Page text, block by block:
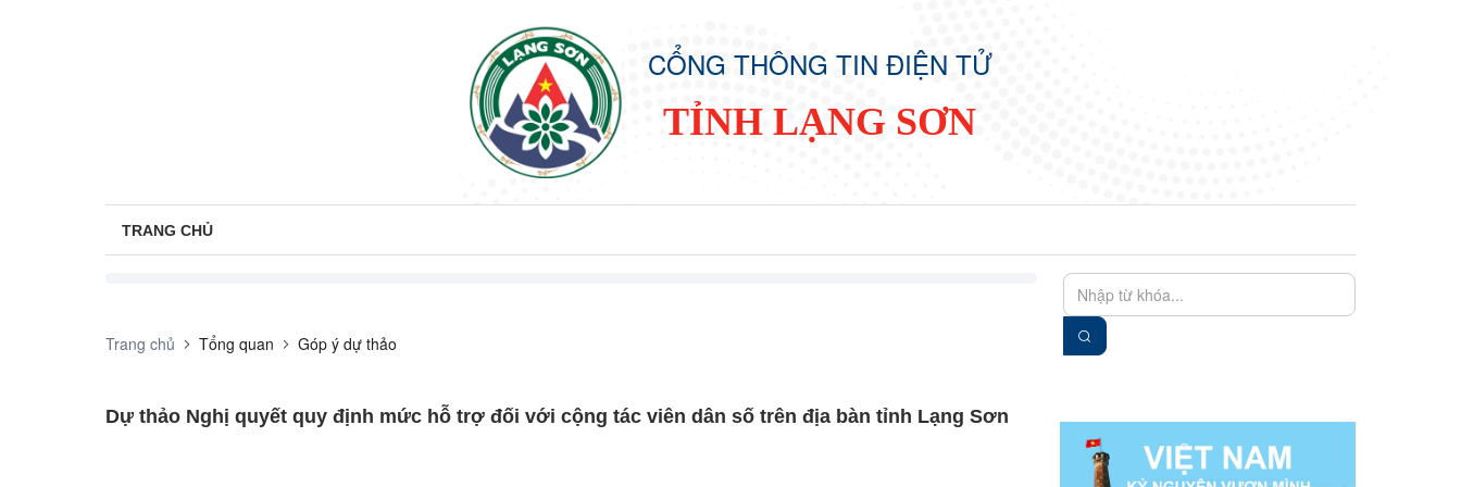
CỔNG THÔNG TIN ĐIỆN TỬ
TỈNH LẠNG SƠN
TRANG CHỦ
Trang chủ Tổng quan Góp ý dự thảo
Dự thảo Nghị quyết quy định mức hỗ trợ đối với cộng tác viên dân số trên địa bàn tỉnh Lạng Sơn